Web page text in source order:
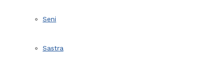
Seni
Sastra